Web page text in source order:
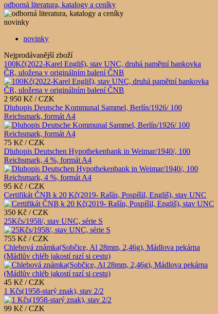
odborná literatura, katalogy a ceníky
novinky
novinky
Nejprodávanější zboží
100Kč(2022-Karel Engliš), stav UNC, druhá pamětní bankovka
ČR, uložena v originálním balení ČNB
2 950 Kč / CZK
Dluhopis Deutsche Kommunal Sammel, Berlín/1926/ 100
Reichsmark, formát A4
75 Kč / CZK
Dluhopis Deutschen Hypothekenbank in Weimar/1940/, 100
Reichsmark, 4 %, formát A4
95 Kč / CZK
Certifikát ČNB k 20 Kč(2019- Rašín, Pospíšil, Engliš), stav UNC
350 Kč / CZK
25Kčs/1958/, stav UNC, série S
755 Kč / CZK
Chlebová známka(Sobčice, Al 28mm, 2,46g), Mádlova pekárna
(Mádlův chléb jakostí razí si cestu)
45 Kč / CZK
1 Kčs(1958-starý znak), stav 2/2
99 Kč / CZK